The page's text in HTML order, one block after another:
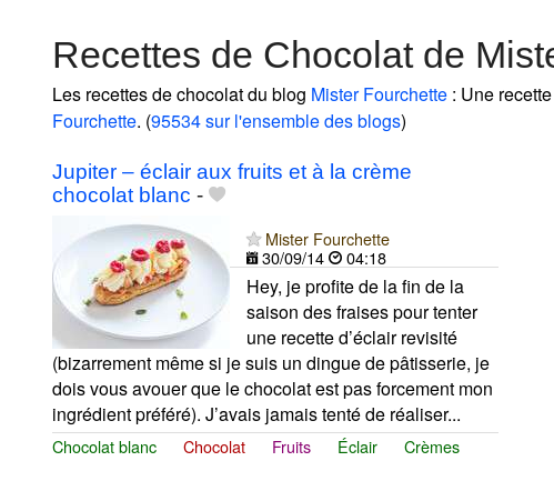
Recettes de Chocolat de
Les recettes de chocolat du blog Mister Fourchette : Une
Fourchette. (95534 sur l'ensemble des blogs)
Jupiter – éclair aux fruits et à la crème
chocolat blanc -
Mister Fourchette
30/09/14
04:18
Hey, je profite de la fin de la
saison des fraises pour tenter
une recette d’éclair revisité
(bizarrement même si je suis un dingue de pâtisserie, je
dois vous avouer que le chocolat est pas forcement mon
ingrédient préféré). J’avais jamais tenté de réaliser...
Chocolat blanc Chocolat Fruits Éclair Crèmes